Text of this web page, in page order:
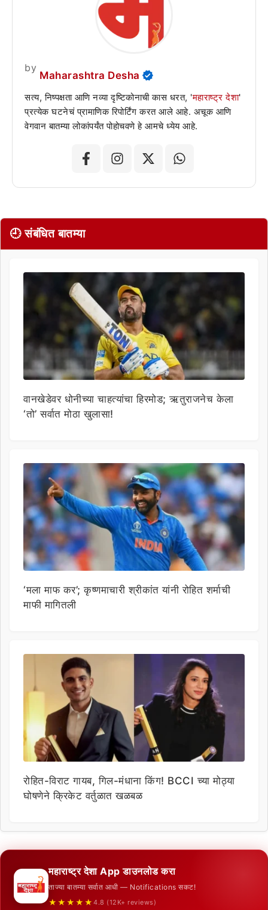
by
Maharashtra Desha
सत्य, निष्पक्षता आणि नव्या दृष्टिकोनाची कास धरत, 'महाराष्ट्र देशा'
प्रत्येक घटनेचं प्रामाणिक रिपोर्टिंग करत आले आहे. अचूक आणि
वेगवान बातम्या लोकांपर्यंत पोहोचवणे हे आमचे ध्येय आहे.
🕘 संबंधित बातम्या
वानखेडेवर धोनीच्या चाहत्यांचा हिरमोड; ऋतुराजनेच केला
‘तो’ सर्वात मोठा खुलासा!
‘मला माफ कर’; कृष्णमाचारी श्रीकांत यांनी रोहित शर्माची
माफी मागितली
रोहित-विराट गायब, गिल-मंधाना किंग! BCCI च्या मोठ्या
घोषणेने क्रिकेट वर्तुळात खळबळ
महाराष्ट्र देशा App डाउनलोड करा
ताज्या बातम्या सर्वात आधी — Notifications सकट!
★★★★★ 4.8 (12K+ reviews)